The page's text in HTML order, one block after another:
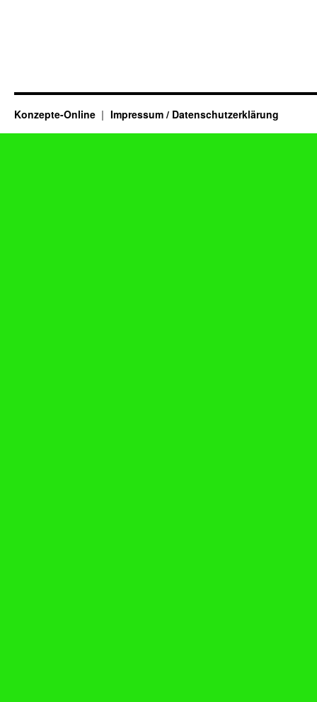
Konzepte-Online Impressum / Datenschutzerklärung